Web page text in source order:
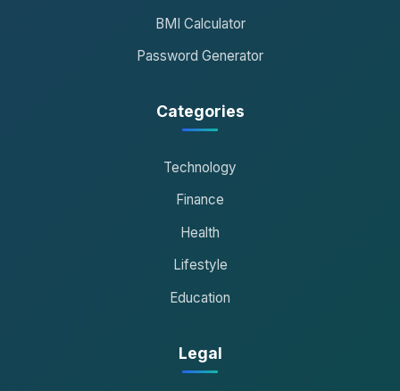
BMI Calculator
Password Generator
Categories
Technology
Finance
Health
Lifestyle
Education
Legal